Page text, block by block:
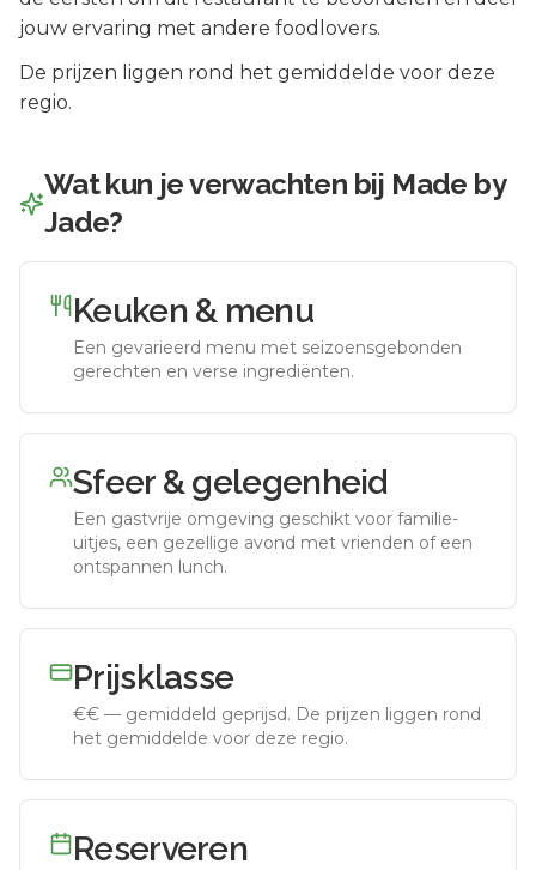
jouw ervaring met andere foodlovers.
De prijzen liggen rond het gemiddelde voor deze
regio.
Wat kun je verwachten bij Made by
Jade?
Keuken & menu
Een gevarieerd menu met seizoensgebonden
gerechten en verse ingrediënten.
Sfeer & gelegenheid
Een gastvrije omgeving geschikt voor familie-
uitjes, een gezellige avond met vrienden of een
ontspannen lunch.
Prijsklasse
€€ — gemiddeld geprijsd. De prijzen liggen rond
het gemiddelde voor deze regio.
Reserveren